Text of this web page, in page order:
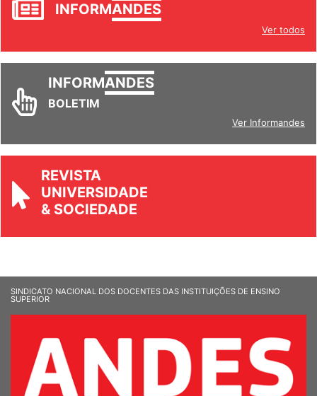
INFORMANDES
Ver todos
INFORMANDES
BOLETIM
Ver Informandes
REVISTA
UNIVERSIDADE
& SOCIEDADE
SINDICATO NACIONAL DOS DOCENTES DAS INSTITUIÇÕES DE ENSINO
SUPERIOR